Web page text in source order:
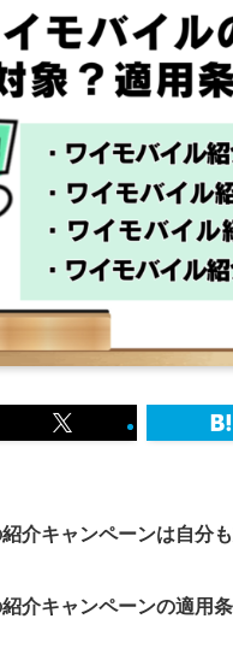
紹介キャンペーンは自分
紹介キャンペーンの適用